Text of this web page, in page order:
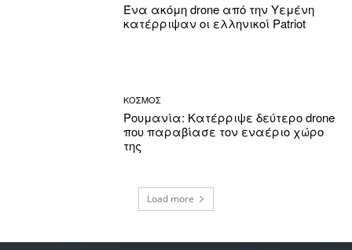
Ένα ακόμη drone από την Υεμένη
κατέρριψαν οι ελληνικοί Patriot
ΚΟΣΜΟΣ
Ρουμανία: Κατέρριψε δεύτερο drone
που παραβίασε τον εναέριο χώρο
της
Load more